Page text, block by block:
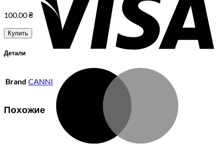
100.00₴
Купить
Детали
Brand CANNI
Похожие